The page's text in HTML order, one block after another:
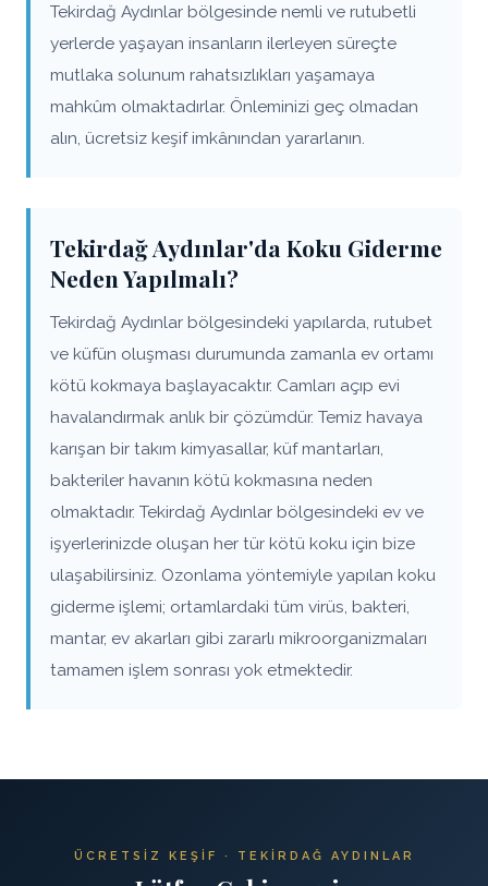
Tekirdağ Aydınlar bölgesinde nemli ve rutubetli
yerlerde yaşayan insanların ilerleyen süreçte
mutlaka solunum rahatsızlıkları yaşamaya
mahkûm olmaktadırlar. Önleminizi geç olmadan
alın, ücretsiz keşif imkânından yararlanın.
Tekirdağ Aydınlar'da Koku Giderme
Neden Yapılmalı?
Tekirdağ Aydınlar bölgesindeki yapılarda, rutubet
ve küfün oluşması durumunda zamanla ev ortamı
kötü kokmaya başlayacaktır. Camları açıp evi
havalandırmak anlık bir çözümdür. Temiz havaya
karışan bir takım kimyasallar, küf mantarları,
bakteriler havanın kötü kokmasına neden
olmaktadır. Tekirdağ Aydınlar bölgesindeki ev ve
işyerlerinizde oluşan her tür kötü koku için bize
ulaşabilirsiniz. Ozonlama yöntemiyle yapılan koku
giderme işlemi; ortamlardaki tüm virüs, bakteri,
mantar, ev akarları gibi zararlı mikroorganizmaları
tamamen işlem sonrası yok etmektedir.
ÜCRETSIZ KEŞIF · TEKIRDAĞ AYDINLAR